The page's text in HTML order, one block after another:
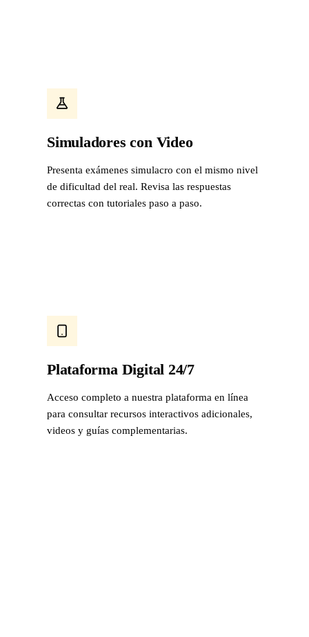
Simuladores con Video
Presenta exámenes simulacro con el mismo nivel
de dificultad del real. Revisa las respuestas
correctas con tutoriales paso a paso.
Plataforma Digital 24/7
Acceso completo a nuestra plataforma en línea
para consultar recursos interactivos adicionales,
videos y guías complementarias.